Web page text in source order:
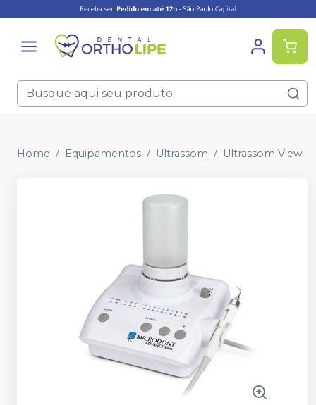
Home Equipamentos Ultrassom Ultrassom View